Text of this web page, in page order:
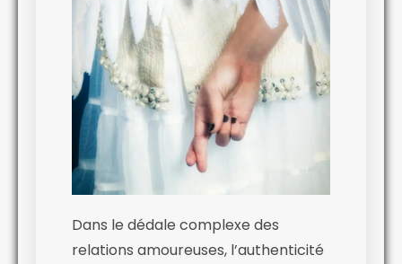
Dans le dédale complexe des
relations amoureuses, l’authenticité